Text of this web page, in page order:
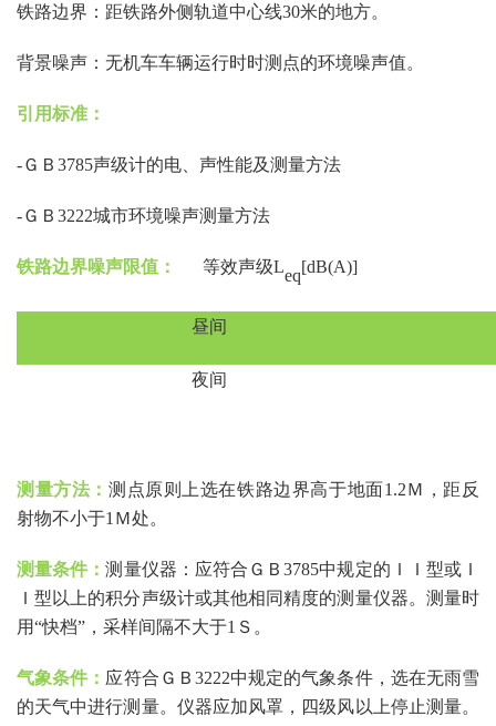
铁路边界：距铁路外侧轨道中心线30米的地方。
背景噪声：无机车车辆运行时时测点的环境噪声值。
引用标准：
-ＧＢ3785声级计的电、声性能及测量方法
-ＧＢ3222城市环境噪声测量方法
铁路边界噪声限值： 等效声级Leq[dB(A)]
昼间
夜间
测量方法： 测点原则上选在铁路边界高于地面 1.2Ｍ，距反
射物不小于1Ｍ处。
测量条件：测量仪器：应符合ＧＢ3785中规定的ＩＩ型或Ｉ
Ｉ型以上的积分声级计或其他相同精度的测量仪器。测量时
用“快档”，采样间隔不大于1Ｓ。
气象条件： 应符合ＧＢ 3222中规定的气象条件，选在无雨雪
的天气中进行测量。仪器应加风罩，四级风以上停止测量。